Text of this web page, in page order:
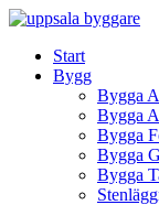
Skip
contentStart
Bygg
Bygga
Bygga
Bygga
Bygga
Bygga